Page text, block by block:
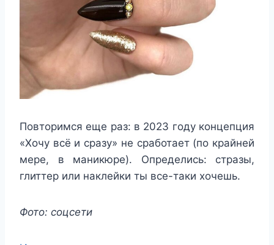
Повторимся еще раз: в 2023 году концепция
«Хочу всё и сразу» не сработает (по крайней
мере, в маникюре). Определись: стразы,
глиттер или наклейки ты все-таки хочешь.
Фото: соцсети